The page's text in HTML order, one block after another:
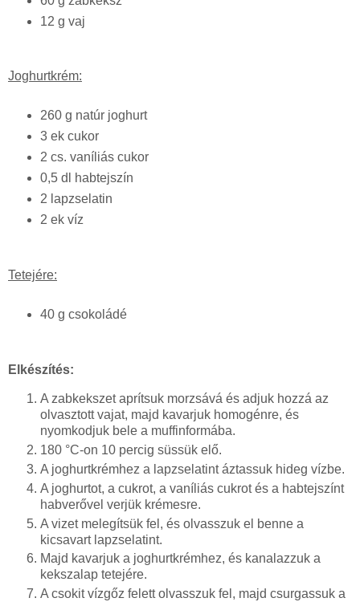
12 g vaj
Joghurtkrém:
260 g natúr joghurt
3 ek cukor
2 cs. vaníliás cukor
0,5 dl habtejszín
2 lapzselatin
2 ek víz
Tetejére:
40 g csokoládé
Elkészítés:
A zabkekszet aprítsuk morzsává és adjuk hozzá az
olvasztott vajat, majd kavarjuk homogénre, és
nyomkodjuk bele a muffinformába.
180 °C-on 10 percig süssük elő.
A joghurtkrémhez a lapzselatint áztassuk hideg vízbe.
A joghurtot, a cukrot, a vaníliás cukrot és a habtejszínt
habverővel verjük krémesre.
A vizet melegítsük fel, és olvasszuk el benne a
kicsavart lapzselatint.
Majd kavarjuk a joghurtkrémhez, és kanalazzuk a
kekszalap tetejére.
A csokit vízgőz felett olvasszuk fel, majd csurgassuk a